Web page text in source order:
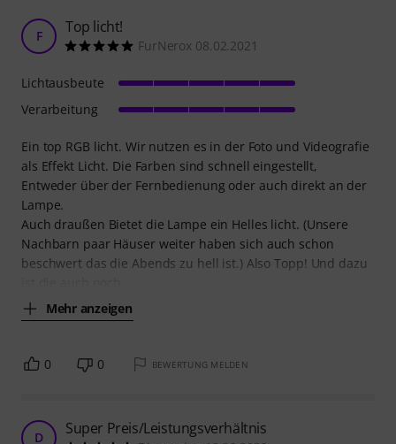
F Top licht!
FurNerox 08.02.2021
Ein top RGB licht. Wir nutzen es in der Foto und Videografie
als Effekt Licht. Die Farben sind schnell eingestellt,
Entweder über der Fernbedienung oder auch direkt an der
Lampe.
Auch draußen Bietet die Lampe ein Helles licht. (Unsere
Nachbarn paar Häuser weiter haben sich auch schon
beschwert das die Abends zu hell ist.) Also Topp! Und dazu
Mehr anzeigen
Lichtausbeute
Verarbeitung
0 0 BEWERTUNG MELDEN
D Super Preis/Leistungsverhältnis